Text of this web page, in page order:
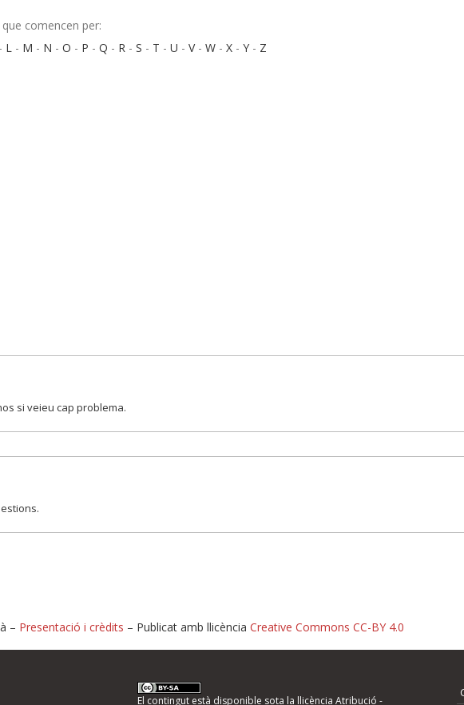
comencen per:
- L - M - N - O - P - Q - R - S - T - U - V- W - X - Y - Z
si veieu cap problema.
o informeu d'errors
– Presentació i crèdits – Publicat amb llicència Creative Commons CC-BY 4.0
El contingut està disponible sota la llicència Atribució -